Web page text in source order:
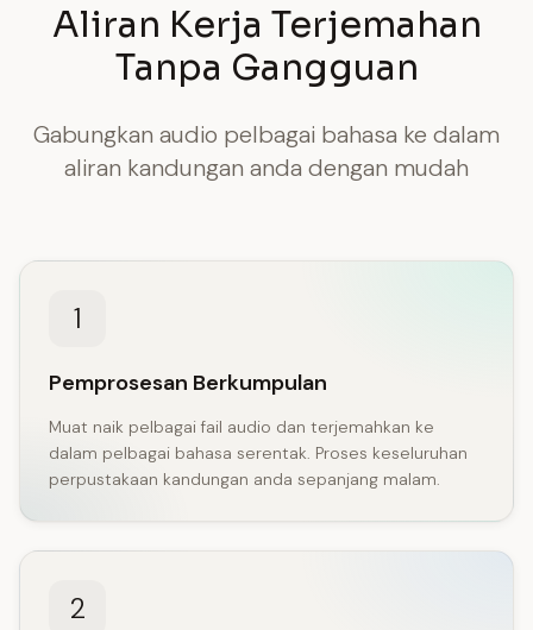
Aliran Kerja Terjemahan
Tanpa Gangguan
Gabungkan audio pelbagai bahasa ke dalam
aliran kandungan anda dengan mudah
1
Pemprosesan Berkumpulan
Muat naik pelbagai fail audio dan terjemahkan ke
dalam pelbagai bahasa serentak. Proses keseluruhan
perpustakaan kandungan anda sepanjang malam.
2